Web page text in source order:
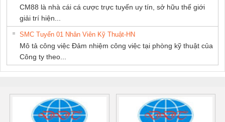
CM88 là nhà cái cá cược trực tuyến uy tín, sở hữu thế giới
giải trí hiện...
SMC Tuyển 01 Nhân Viên Kỹ Thuật-HN
Mô tả công việc Đảm nhiệm công việc tại phòng kỹ thuật của
Công ty theo...